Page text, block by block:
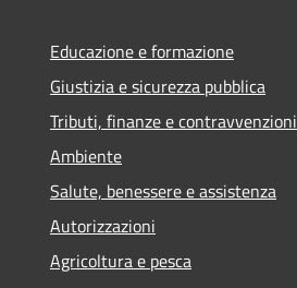
Educazione e formazione
Giustizia e sicurezza pubblica
Tributi, finanze e contravvenzioni
Ambiente
Salute, benessere e assistenza
Autorizzazioni
Agricoltura e pesca